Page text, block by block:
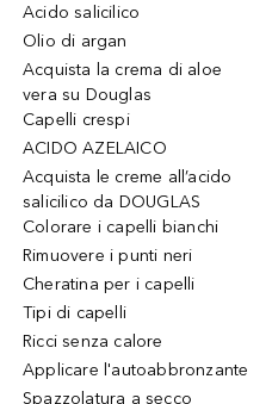
Acido salicilico
Olio di argan
Acquista la crema di aloe
vera su Douglas
Capelli crespi
ACIDO AZELAICO
Acquista le creme all’acido
salicilico da DOUGLAS
Colorare i capelli bianchi
Rimuovere i punti neri
Cheratina per i capelli
Tipi di capelli
Ricci senza calore
Applicare l'autoabbronzante
Spazzolatura a secco